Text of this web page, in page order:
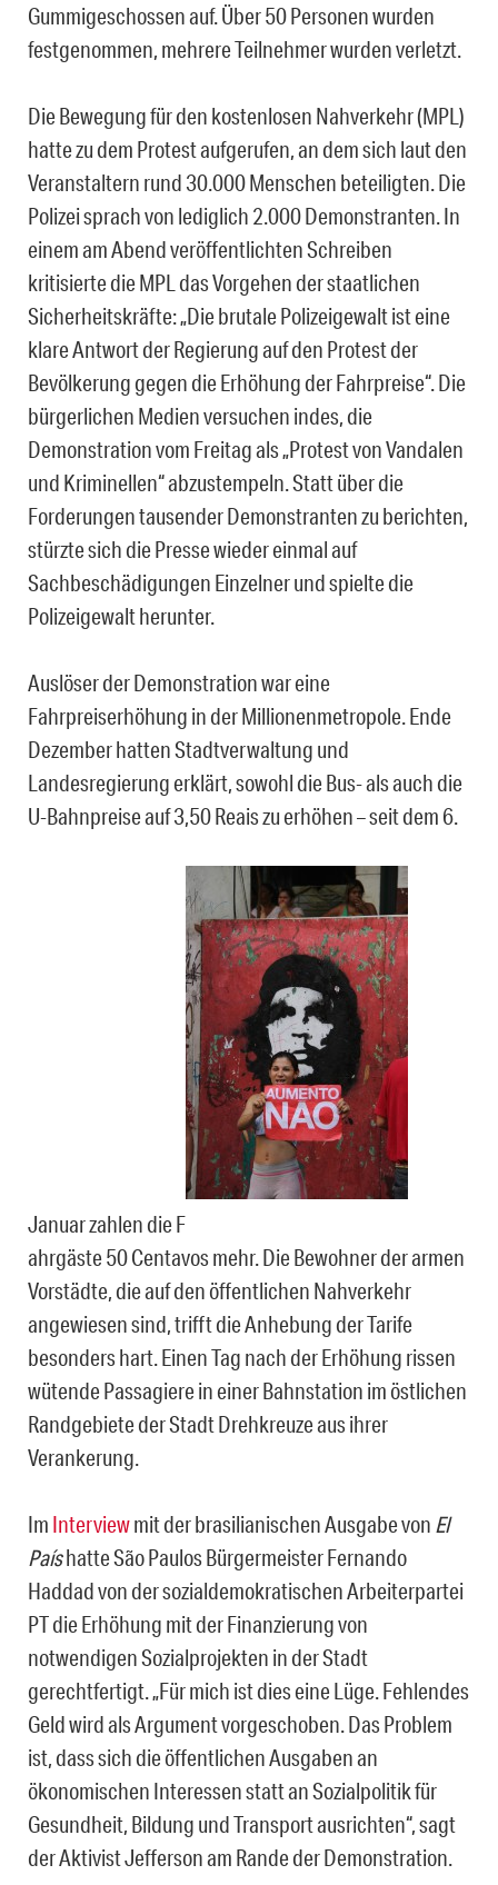
Gummigeschossen auf. Über 50 Personen wurden
festgenommen, mehrere Teilnehmer wurden verletzt.
Die Bewegung für den kostenlosen Nahverkehr (MPL)
hatte zu dem Protest aufgerufen, an dem sich laut den
Veranstaltern rund 30.000 Menschen beteiligten. Die
Polizei sprach von lediglich 2.000 Demonstranten. In
einem am Abend veröffentlichten Schreiben
kritisierte die MPL das Vorgehen der staatlichen
Sicherheitskräfte: „Die brutale Polizeigewalt ist eine
klare Antwort der Regierung auf den Protest der
Bevölkerung gegen die Erhöhung der Fahrpreise“. Die
bürgerlichen Medien versuchen indes, die
Demonstration vom Freitag als „Protest von Vandalen
und Kriminellen“ abzustempeln. Statt über die
Forderungen tausender Demonstranten zu berichten,
stürzte sich die Presse wieder einmal auf
Sachbeschädigungen Einzelner und spielte die
Polizeigewalt herunter.
Auslöser der Demonstration war eine
Fahrpreiserhöhung in der Millionenmetropole. Ende
Dezember hatten Stadtverwaltung und
Landesregierung erklärt, sowohl die Bus- als auch die
U-Bahnpreise auf 3,50 Reais zu erhöhen – seit dem 6.
Januar zahlen die F
ahrgäste 50 Centavos mehr. Die Bewohner der armen
Vorstädte, die auf den öffentlichen Nahverkehr
angewiesen sind, trifft die Anhebung der Tarife
besonders hart. Einen Tag nach der Erhöhung rissen
wütende Passagiere in einer Bahnstation im östlichen
Randgebiete der Stadt Drehkreuze aus ihrer
Verankerung.
Im Interviewmit der brasilianischen Ausgabe von El
Paíshatte São Paulos Bürgermeister Fernando
Haddad von der sozialdemokratischen Arbeiterpartei
PT die Erhöhung mit der Finanzierung von
notwendigen Sozialprojekten in der Stadt
gerechtfertigt. „Für mich ist dies eine Lüge. Fehlendes
Geld wird als Argument vorgeschoben. Das Problem
ist, dass sich die öffentlichen Ausgaben an
ökonomischen Interessen statt an Sozialpolitik für
Gesundheit, Bildung und Transport ausrichten“, sagt
der Aktivist Jefferson am Rande der Demonstration.